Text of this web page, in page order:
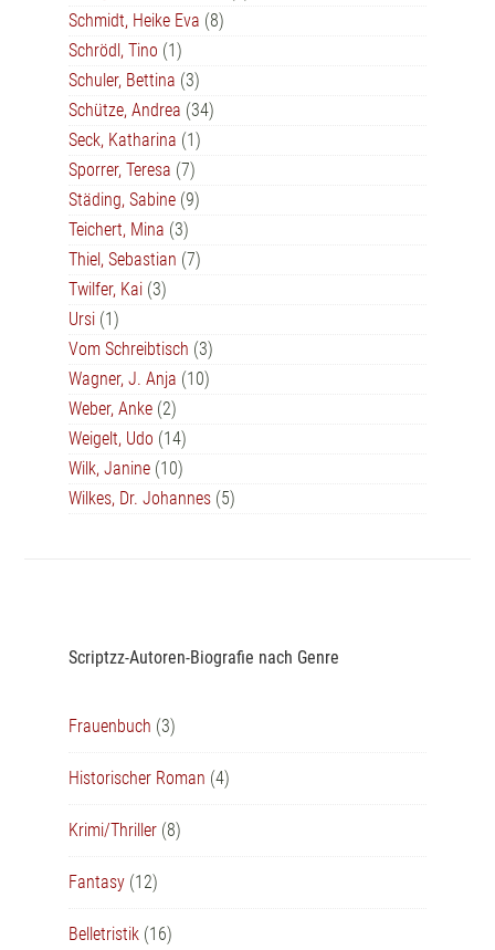
Schmidt, Heike Eva (8)
Schrödl, Tino (1)
Schuler, Bettina (3)
Schütze, Andrea (34)
Seck, Katharina (1)
Sporrer, Teresa (7)
Städing, Sabine (9)
Teichert, Mina (3)
Thiel, Sebastian (7)
Twilfer, Kai (3)
Ursi (1)
Vom Schreibtisch (3)
Wagner, J. Anja (10)
Weber, Anke (2)
Weigelt, Udo (14)
Wilk, Janine (10)
Wilkes, Dr. Johannes (5)
Scriptzz-Autoren-Biografie nach Genre
Frauenbuch (3)
Historischer Roman (4)
Krimi/Thriller (8)
Fantasy (12)
Belletristik (16)